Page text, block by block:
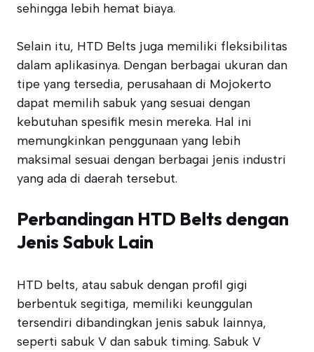
sehingga lebih hemat biaya.
Selain itu, HTD Belts juga memiliki fleksibilitas
dalam aplikasinya. Dengan berbagai ukuran dan
tipe yang tersedia, perusahaan di Mojokerto
dapat memilih sabuk yang sesuai dengan
kebutuhan spesifik mesin mereka. Hal ini
memungkinkan penggunaan yang lebih
maksimal sesuai dengan berbagai jenis industri
yang ada di daerah tersebut.
Perbandingan HTD Belts dengan
Jenis Sabuk Lain
HTD belts, atau sabuk dengan profil gigi
berbentuk segitiga, memiliki keunggulan
tersendiri dibandingkan jenis sabuk lainnya,
seperti sabuk V dan sabuk timing. Sabuk V